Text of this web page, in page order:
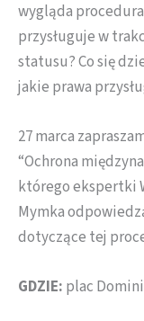
wygląda
przysługuje w
statusu? Сo się
jakie prawa
27 marca
“Ochrona
którego ekspertki
Mymka
dotyczące tej
GDZIE: plac